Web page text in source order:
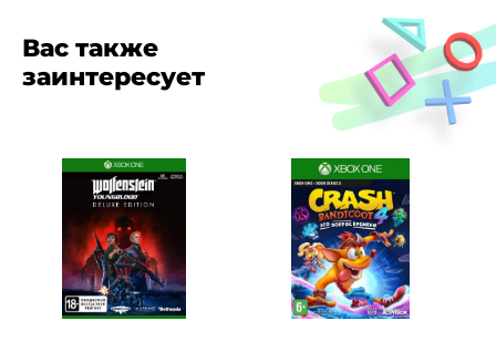
Вас также
заинтересует